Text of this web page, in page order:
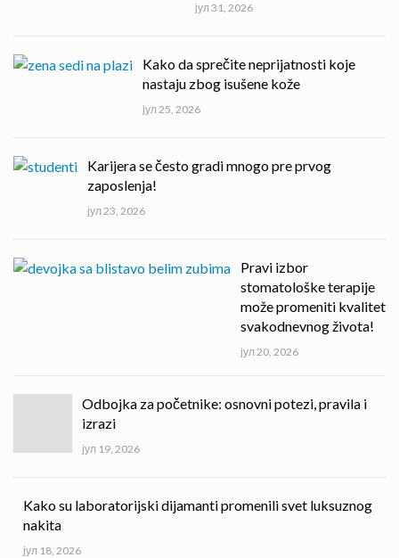
јул 31, 2026
Kako da sprečite neprijatnosti koje
nastaju zbog isušene kože
јул 25, 2026
Karijera se često gradi mnogo pre prvog
zaposlenja!
јул 23, 2026
Pravi izbor
stomatološke terapije
može promeniti kvalitet
svakodnevnog života!
јул 20, 2026
Odbojka za početnike: osnovni potezi, pravila i
izrazi
јул 19, 2026
Kako su laboratorijski dijamanti promenili svet luksuznog
nakita
јул 18, 2026